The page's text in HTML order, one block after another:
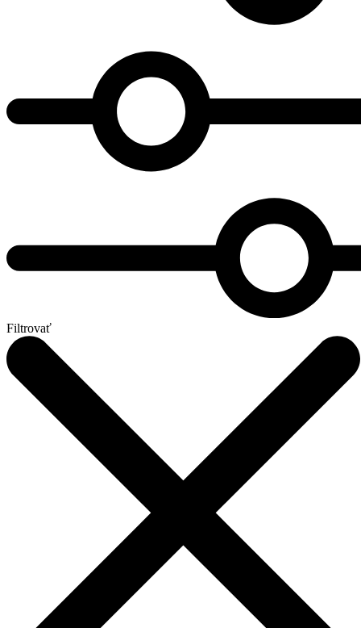
Filtrovať